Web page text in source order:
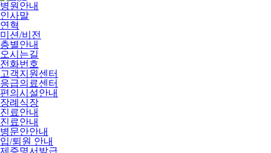
병원안내
인사말
연혁
미션/비전
층별안내
오시는길
전화번호
고객지원센터
응급의료센터
편의시설안내
장례식장
진료안내
진료안내
병문안안내
입/퇴원 안내
제증명서발급